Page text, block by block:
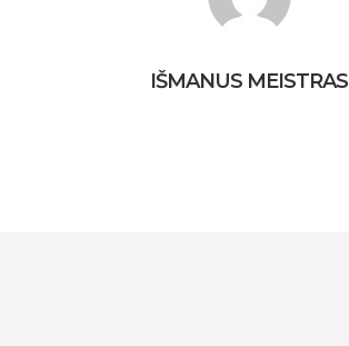
IŠMANUS MEISTRAS